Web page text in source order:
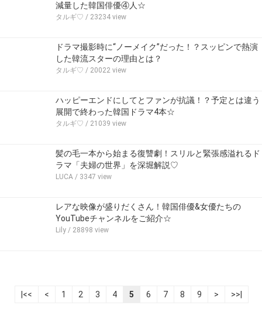
減量した韓国俳優④人☆
タルギ♡ / 23234 view
ドラマ撮影時に“ノーメイク”だった！？スッピンで熱演
した韓流スターの理由とは？
タルギ♡ / 20022 view
ハッピーエンドにしてとファンが抗議！？予定とは違う
展開で終わった韓国ドラマ4本☆
タルギ♡ / 21039 view
髪の毛一本から始まる復讐劇！スリルと緊張感溢れるド
ラマ「夫婦の世界」を深堀解説♡
LUCA / 3347 view
レアな映像が盛りだくさん！韓国俳優&女優たちの
YouTubeチャンネルをご紹介☆
Lily / 28898 view
|<< < 1 2 3 4 5 6 7 8 9 > >>|